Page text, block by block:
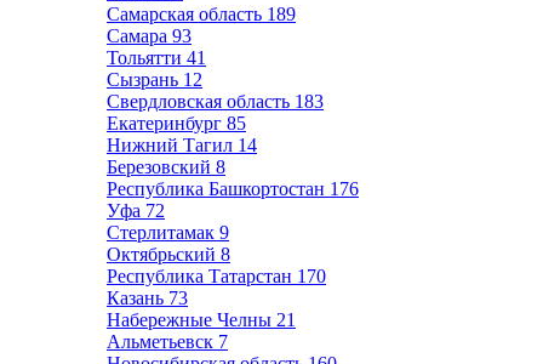
Самарская область 189
Самара 93
Тольятти 41
Сызрань 12
Свердловская область 183
Екатеринбург 85
Нижний Тагил 14
Березовский 8
Республика Башкортостан 176
Уфа 72
Стерлитамак 9
Октябрьский 8
Республика Татарстан 170
Казань 73
Набережные Челны 21
Альметьевск 7